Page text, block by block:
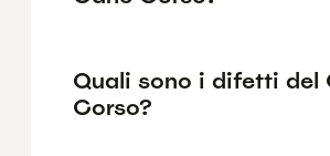
Quali sono i difetti del
Corso?